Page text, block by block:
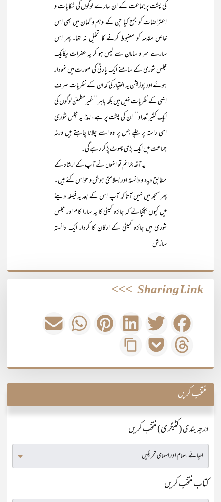
کی پشت پر جماعت کے ان سارے لوگوں کی شکایات و
اعتراضات کو جمع کیا جن کے وہم و گمان میں بھی اس
خاص مقدمہ کو مضبوط کرنے کا تخیل نہ تھا۔ پھر اس
سارے سر و سامان سے لیس ہو کر یہ حضرات یکایک
مجلس شوریٰ کے سامنے ایک پارٹی کی صورت میں نمودار
ہوئے اور پوزیشن یہ اختیار کی کہ ان کے نظریات صرف
انہی کے نظریات نہیں ہیں بلکہ باہر ’’غیر مطمئن لوگوں کی
ایک کثیر تعداد‘‘ ان کی پشت پر ہے، لہٰذا یہ مجلس شوریٰ
اسی راستہ پر چلے جس پر وہ اسے چلانا چاہتے ہیں ورنہ
جماعت میں ایک بڑی پھوٹ پڑ کر رہے گی۔
یہ آٹھ جرائم تو انہوں نے آپ کے ارشاد کے
مطابق دیدہ و دانستہ اور بسلامتی ہوش و حواس کئے ہیں۔
پھر سمجھ میں نہیں آتا کہ آپ اس کے بعد یہ فیصلہ دینے
میں کیوں ہچکچائے کہ جائزہ کمیٹی کا یہ سارا کام اور مجلس
شوریٰ میں جائزہ کمیٹی کے ارکان کا کردار ایک دانستہ
سازش
Sharing Link
>>>
منتخب کریں
درجہ بندی (کٹیگری) منتخب کریں
کتاب منتخب کریں